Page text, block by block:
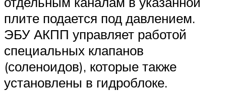
плите подается под давлением.
ЭБУ АКПП управляет работой
специальных клапанов
(соленоидов), которые также
установлены в гидроблоке.